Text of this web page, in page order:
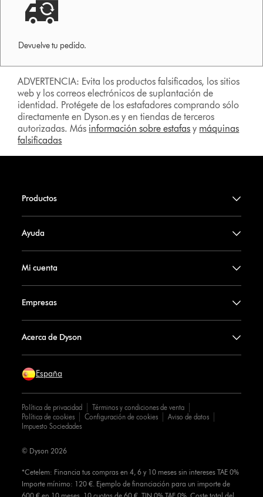
Devuelve tu pedido.
ADVERTENCIA: Evita los productos falsificados, los sitios
web y los correos electrónicos de suplantación de
identidad. Protégete de los estafadores comprando sólo
directamente en Dyson.es y en tiendas de terceros
autorizadas. Más información sobre estafas y máquinas
falsificadas
Productos
Ayuda
Mi cuenta
Empresas
Acerca de Dyson
España
Política de privacidad
Términos y condiciones de venta
Política de cookies
Configuración de cookies
Aviso de datos
Impuesto Sociedades
*Cetelem: Financia tus compras en 4, 6 y 10 meses sin intereses TAE 0%
Importe mínimo: 120 €. Ejemplo de financiación para un importe de
© Dyson 2026